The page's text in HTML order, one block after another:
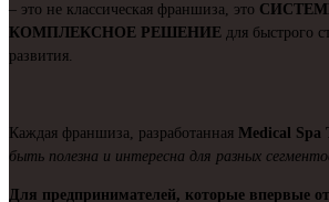
– это не классическая франшиза, это
КОМПЛЕКСНОЕ РЕШЕНИЕ для быстрого
развития.
Каждая франшиза, разработанная Medical Spa
быть полезна и интересна для разных
Для предпринимателей, которые впервые